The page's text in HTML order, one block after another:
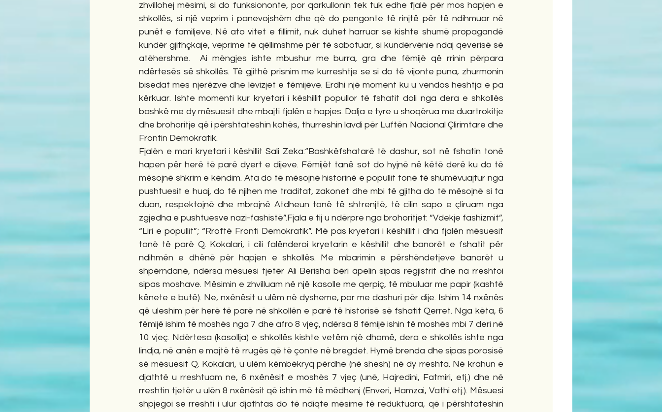
zhvillohej mësimi, si do funksiononte, por qarkullonin tek tuk edhe fjalë për mos hapjen e
shkollës, si një veprim i panevojshëm dhe që do pengonte të rinjtë për të ndihmuar në
punët e familjeve. Në ato vitet e fillimit, nuk duhet harruar se kishte shumë propagandë
kundër gjithçkaje, veprime të qëllimshme për të sabotuar, si kundërvënie ndaj qeverisë së
atëhershme.  Ai mëngjes ishte mbushur me burra, gra dhe fëmijë që rrinin përpara
ndërtesës së shkollës. Të gjithë prisnim me kurreshtje se si do të vijonte puna, zhurmonin
bisedat mes njerëzve dhe lëvizjet e fëmijëve. Erdhi një moment ku u vendos heshtja e pa
kërkuar. Ishte momenti kur kryetari i këshillit popullor të fshatit doli nga dera e shkollës
bashkë me dy mësuesit dhe mbajti fjalën e hapjes. Dalja e tyre u shoqërua me duartrokitje
dhe brohoritje që i përshtateshin kohës, thurreshin lavdi për Luftën Nacional Çlirimtare dhe
Frontin Demokratik.
Fjalën e mori kryetari i këshillit Sali Zeka:“Bashkëfshatarë të dashur, sot në fshatin tonë
hapen për herë të parë dyert e dijeve. Fëmijët tanë sot do hyjnë në këtë derë ku do të
mësojnë shkrim e këndim. Ata do të mësojnë historinë e popullit tonë të shumëvuajtur nga
pushtuesit e huaj, do të njihen me traditat, zakonet dhe mbi të gjitha do të mësojnë si ta
duan, respektojnë dhe mbrojnë Atdheun tonë të shtrenjtë, të cilin sapo e çliruam nga
zgjedha e pushtuesve nazi-fashistë”.Fjala e tij u ndërpre nga brohoritjet: “Vdekje fashizmit”,
“Liri e popullit”; “Rroftë Fronti Demokratik”. Më pas kryetari i këshillit i dha fjalën mësuesit
tonë të parë Q. Kokalari, i cili falënderoi kryetarin e këshillit dhe banorët e fshatit për
ndihmën e dhënë për hapjen e shkollës. Me mbarimin e përshëndetjeve banorët u
shpërndanë, ndërsa mësuesi tjetër Ali Berisha bëri apelin sipas regjistrit dhe na rreshtoi
sipas moshave. Mësimin e zhvilluam në një kasolle me qerpiç, të mbuluar me papir (kashtë
kënete e butë). Ne, nxënësit u ulëm në dysheme, por me dashuri për dije. Ishim 14 nxënës
që uleshim për herë të parë në shkollën e parë të historisë së fshatit Qerret. Nga këta, 6
fëmijë ishim të moshës nga 7 dhe afro 8 vjeç, ndërsa 8 fëmijë ishin të moshës mbi 7 deri në
10 vjeç. Ndërtesa (kasollja) e shkollës kishte vetëm një dhomë, dera e shkollës ishte nga
lindja, në anën e majtë të rrugës që të çonte në bregdet. Hymë brenda dhe sipas porosisë
së mësuesit Q. Kokalari, u ulëm këmbëkryq përdhe (në shesh) në dy rreshta. Në krahun e
djathtë u rreshtuam ne, 6 nxënësit e moshës 7 vjeç (unë, Hajredini, Fatmiri, etj.) dhe në
rreshtin tjetër u ulën 8 nxënësit që ishin më të mëdhenj (Enveri, Hamzai, Vathi etj.). Mësuesi
shpjegoi se rreshti i ulur djathtas do të ndiqte mësime të reduktuara, që i përshtateshin